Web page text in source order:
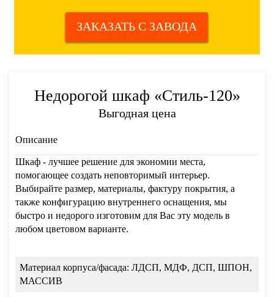
ЗАКАЗАТЬ С ЗАВОДА
Недорогой шкаф «Стиль-120»
Выгодная цена
Описание
Шкаф - лучшее решение для экономии места,
помогающее создать неповторимый интерьер.
Выбирайте размер, материалы, фактуру покрытия, а
также конфигурацию внутреннего оснащения, мы
быстро и недорого изготовим для Вас эту модель в
любом цветовом варианте.
Материал корпуса/фасада: ЛДСП, МДФ, ДСП, ШПОН,
МАССИВ